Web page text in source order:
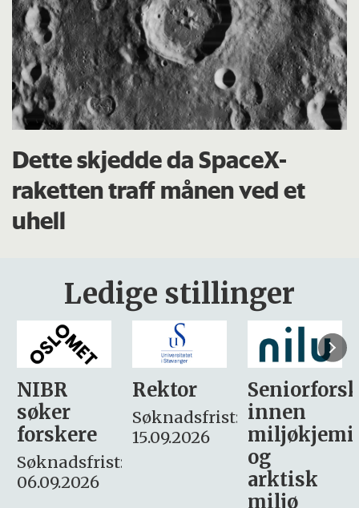
Dette skjedde da SpaceX-
raketten traff månen ved et
uhell
Ledige stillinger
Rektor
Søknadsfrist:
15.09.2026
Seniorforsker
innen
miljøkjemi
søker
– fast
Søknadsfrist: